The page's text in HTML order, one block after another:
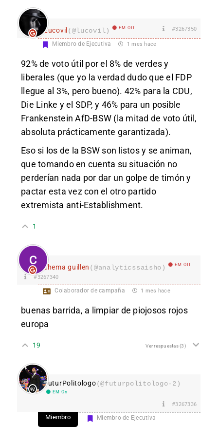
Lucovil(@lucovil) EM Off #3267350
Miembro de Ejecutiva 1 mes hace
92% de voto útil por el 8% de verdes y
liberales (que yo la verdad dudo que el FDP
llegue al 3%, pero bueno). 42% para la CDU,
Die Linke y el SDP, y 46% para un posible
Frankenstein AfD-BSW (la mitad de voto útil,
absoluta prácticamente garantizada).
Eso si los de la BSW son listos y se animan,
que tomando en cuenta su situación no
perderían nada por dar un golpe de timón y
pactar esta vez con el otro partido
extremista anti-Establishment.
1
chema guillen (@analyticssaisho) EM Off
#3267340
Colaborador de campaña 1 mes hace
buenas barrida, a limpiar de piojosos rojos
europa
19 Ver respuestas(3)
FuturPolitologo(@futurpolitologo-2)
EM On
#3267336
Miembro Miembro de Ejecutiva